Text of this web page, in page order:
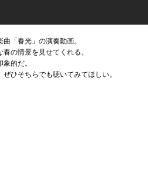
「春光」の演奏動画。
の情景を見せてくれる。
的だ。
ひそちらでも聴いてみてほしい。